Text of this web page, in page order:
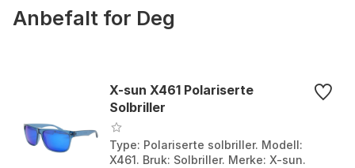
Anbefalt for Deg
X-sun X461 Polariserte
Solbriller
Type: Polariserte solbriller. Modell:
X461. Bruk: Solbriller. Merke: X-sun.